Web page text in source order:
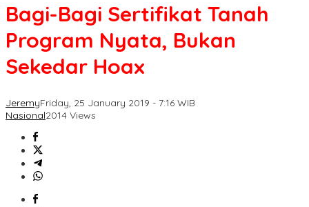
Bagi-Bagi Sertifikat Tanah
Program Nyata, Bukan
Sekedar Hoax
JeremyFriday, 25 January 2019 - 7:16 WIB
Nasional2014 Views